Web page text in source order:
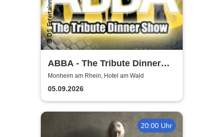
ABBA - The Tribute Dinner
Show
Monheim am Rhein, Hotel am Wald
05.09.2026
20:00 Uhr